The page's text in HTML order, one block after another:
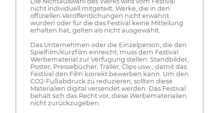
nicht individuell mitgeteilt. Werke, die in den
offiziellen Veröffentlichungen nicht erwähnt
wurden oder für die das Festival keine Mitteilung
erhalten hat, gelten als nicht ausgewählt.
Das Unternehmen oder die Einzelperson, die den
Spielfilm/Kurzfilm einreicht, muss dem Festival
Werbematerial zur Verfügung stellen: Standbilder,
Poster, Pressebücher, Trailer, Clips usw., damit das
Festival den Film korrekt bewerben kann. Um den
CO2-Fußabdruck zu reduzieren, sollten diese
Materialien digital versendet werden. Das Festival
behält sich das Recht vor, diese Werbematerialien
nicht zurückzugeben.